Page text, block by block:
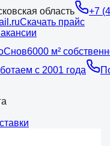
область
+7
Скачать прайс
Снов6000 м²
с 2001 года